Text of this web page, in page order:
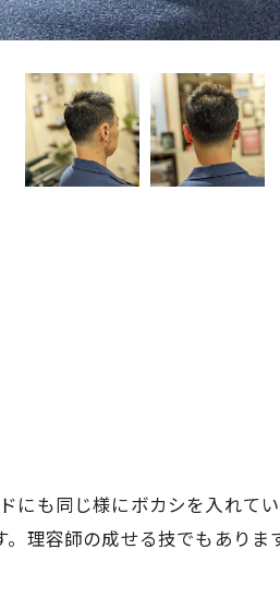
にも同じ様にボカシを入れてい
。理容師の成せる技でもあり